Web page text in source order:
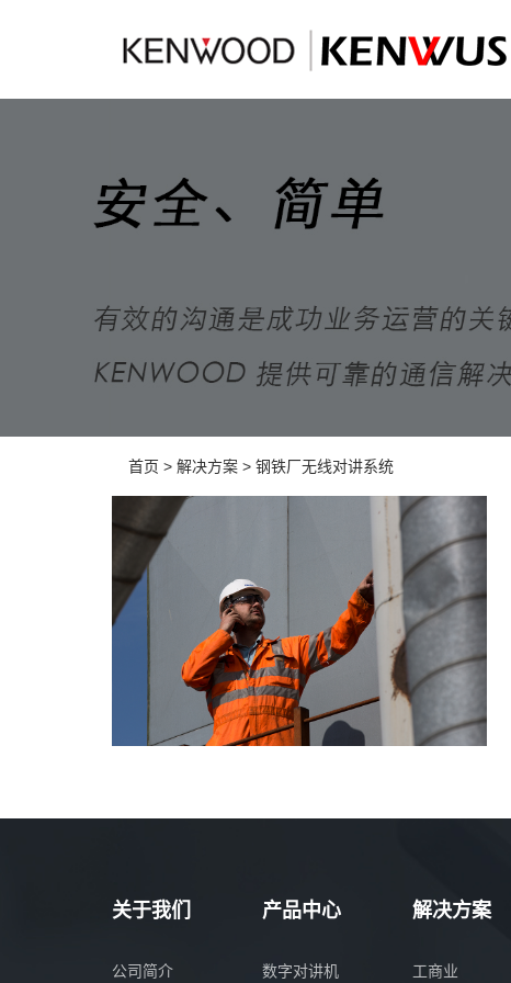
首页 > 解决方案 > 钢铁厂无线对讲系统
关于我们
公司简介
产品中心
数字对讲机
解决方案
工商业